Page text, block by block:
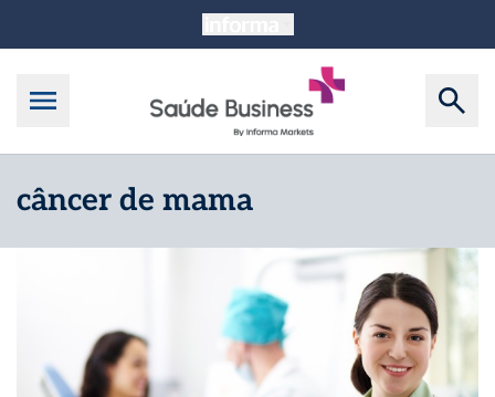
câncer de mama